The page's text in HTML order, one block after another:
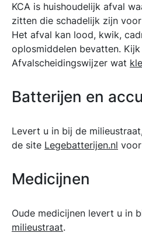
KCA is huishoudelijk afval
zitten die schadelijk zijn
Het afval kan lood, kwik,
oplosmiddelen bevatten.
Afvalscheidingswijzer wat
Batterijen en
Levert u in bij de
de site Legebatterijen.nl
Medicijnen
Oude medicijnen levert u in
milieustraat.